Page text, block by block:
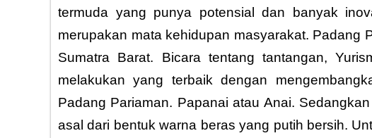
termuda yang punya potensial dan banyak
merupakan mata kehidupan masyarakat. Padang
Sumatra Barat. Bicara tentang tantangan,
melakukan yang terbaik dengan
Padang Pariaman. Papanai atau Anai.
asal dari bentuk warna beras yang putih bersih.